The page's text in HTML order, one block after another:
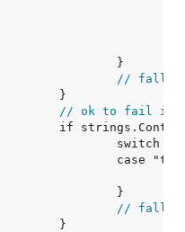
// fall
// ok to fail if it
// fall